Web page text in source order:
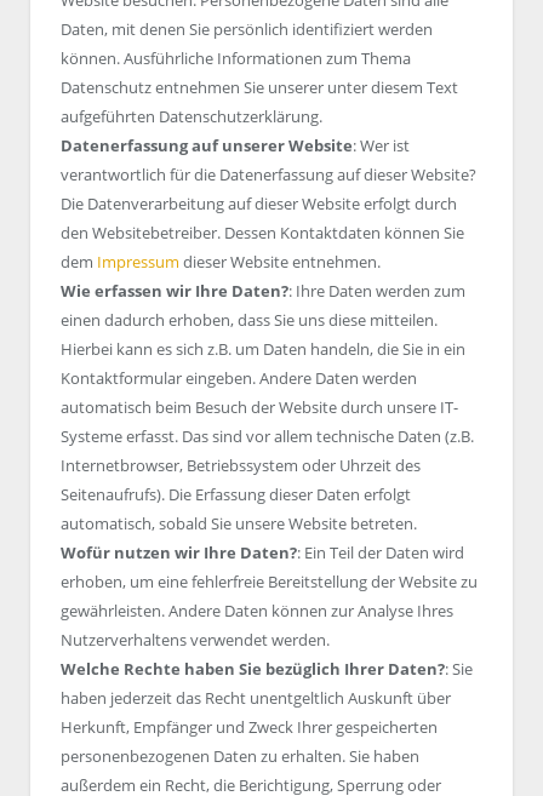
Daten, mit denen Sie persönlich identifiziert werden
können. Ausführliche Informationen zum Thema
Datenschutz entnehmen Sie unserer unter diesem Text
aufgeführten Datenschutzerklärung.
Datenerfassung auf unserer Website: Wer ist
verantwortlich für die Datenerfassung auf dieser Website?
Die Datenverarbeitung auf dieser Website erfolgt durch
den Websitebetreiber. Dessen Kontaktdaten können Sie
dem Impressum dieser Website entnehmen.
Wie erfassen wir Ihre Daten?: Ihre Daten werden zum
einen dadurch erhoben, dass Sie uns diese mitteilen.
Hierbei kann es sich z.B. um Daten handeln, die Sie in ein
Kontaktformular eingeben. Andere Daten werden
automatisch beim Besuch der Website durch unsere IT-
Systeme erfasst. Das sind vor allem technische Daten (z.B.
Internetbrowser, Betriebssystem oder Uhrzeit des
Seitenaufrufs). Die Erfassung dieser Daten erfolgt
automatisch, sobald Sie unsere Website betreten.
Wofür nutzen wir Ihre Daten?: Ein Teil der Daten wird
erhoben, um eine fehlerfreie Bereitstellung der Website zu
gewährleisten. Andere Daten können zur Analyse Ihres
Nutzerverhaltens verwendet werden.
Welche Rechte haben Sie bezüglich Ihrer Daten?: Sie
haben jederzeit das Recht unentgeltlich Auskunft über
Herkunft, Empfänger und Zweck Ihrer gespeicherten
personenbezogenen Daten zu erhalten. Sie haben
außerdem ein Recht, die Berichtigung, Sperrung oder